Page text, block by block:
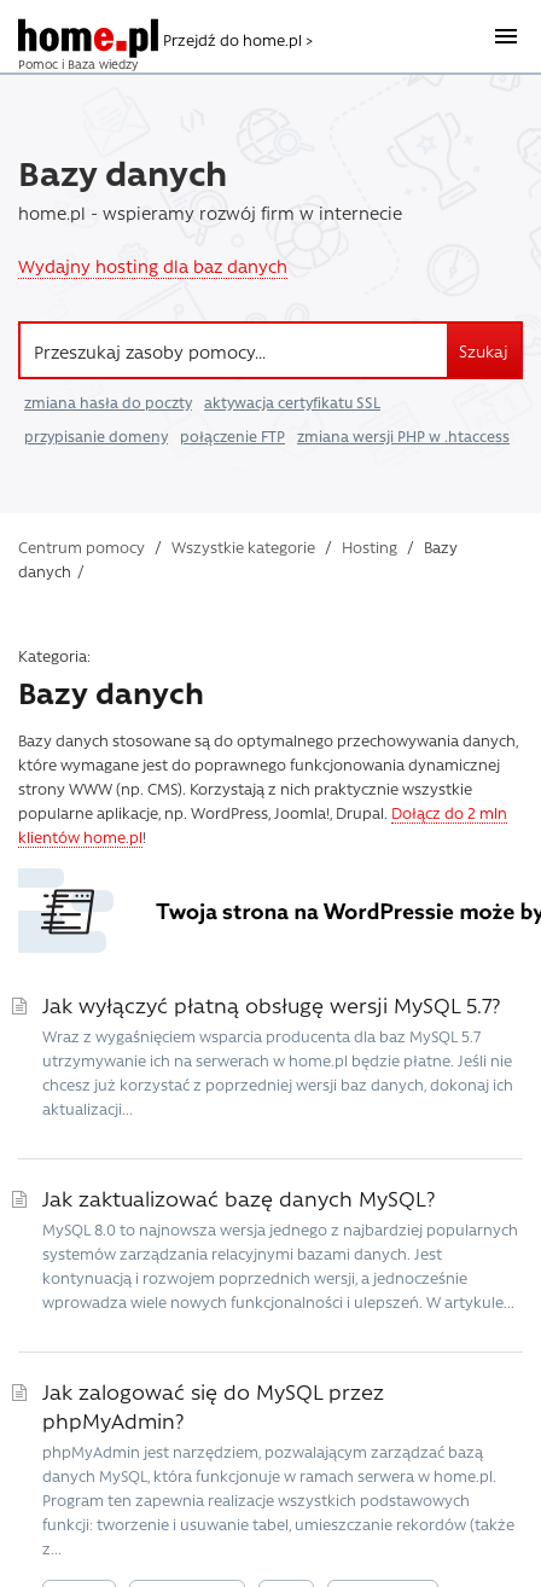
Pomoc i Baza wiedzy
Przejdź do home.pl >
Bazy danych
home.pl - wspieramy rozwój firm w internecie
Wydajny hosting dla baz danych
Szukaj
zmiana hasła do poczty
aktywacja certyfikatu SSL
przypisanie domeny
połączenie FTP zmiana wersji PHP w .htaccess
Centrum pomocy / Wszystkie kategorie / Hosting / Bazy
danych /
Kategoria:
Bazy danych
Bazy danych stosowane są do optymalnego przechowywania danych,
które wymagane jest do poprawnego funkcjonowania dynamicznej
strony WWW (np. CMS). Korzystają z nich praktycznie wszystkie
popularne aplikacje, np. WordPress, Joomla!, Drupal. Dołącz do 2 mln
klientów home.pl!
Jak wyłączyć płatną obsługę wersji MySQL 5.7?
Wraz z wygaśnięciem wsparcia producenta dla baz MySQL 5.7
utrzymywanie ich na serwerach w home.pl będzie płatne. Jeśli nie
chcesz już korzystać z poprzedniej wersji baz danych, dokonaj ich
aktualizacji...
Jak zaktualizować bazę danych MySQL?
MySQL 8.0 to najnowsza wersja jednego z najbardziej popularnych
systemów zarządzania relacyjnymi bazami danych. Jest
kontynuacją i rozwojem poprzednich wersji, a jednocześnie
wprowadza wiele nowych funkcjonalności i ulepszeń. W artykule...
Jak zalogować się do MySQL przez
phpMyAdmin?
phpMyAdmin jest narzędziem, pozwalającym zarządzać bazą
danych MySQL, która funkcjonuje w ramach serwera w home.pl.
Program ten zapewnia realizacje wszystkich podstawowych
funkcji: tworzenie i usuwanie tabel, umieszczanie rekordów (także
z...